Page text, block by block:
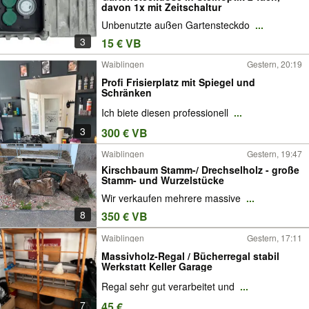
3
davon 1x mit Zeitschaltur
Unbenutzte außen Gartensteckdo ...
15 € VB
3
Waiblingen Gestern, 20:19
Profi Frisierplatz mit Spiegel und
Schränken
Ich biete diesen professionell ...
300 € VB
8
Waiblingen Gestern, 19:47
Kirschbaum Stamm-/ Drechselholz - große
Stamm- und Wurzelstücke
Wir verkaufen mehrere massive ...
350 € VB
7
Waiblingen Gestern, 17:11
Massivholz-Regal / Bücherregal stabil
Werkstatt Keller Garage
Regal sehr gut verarbeitet und ...